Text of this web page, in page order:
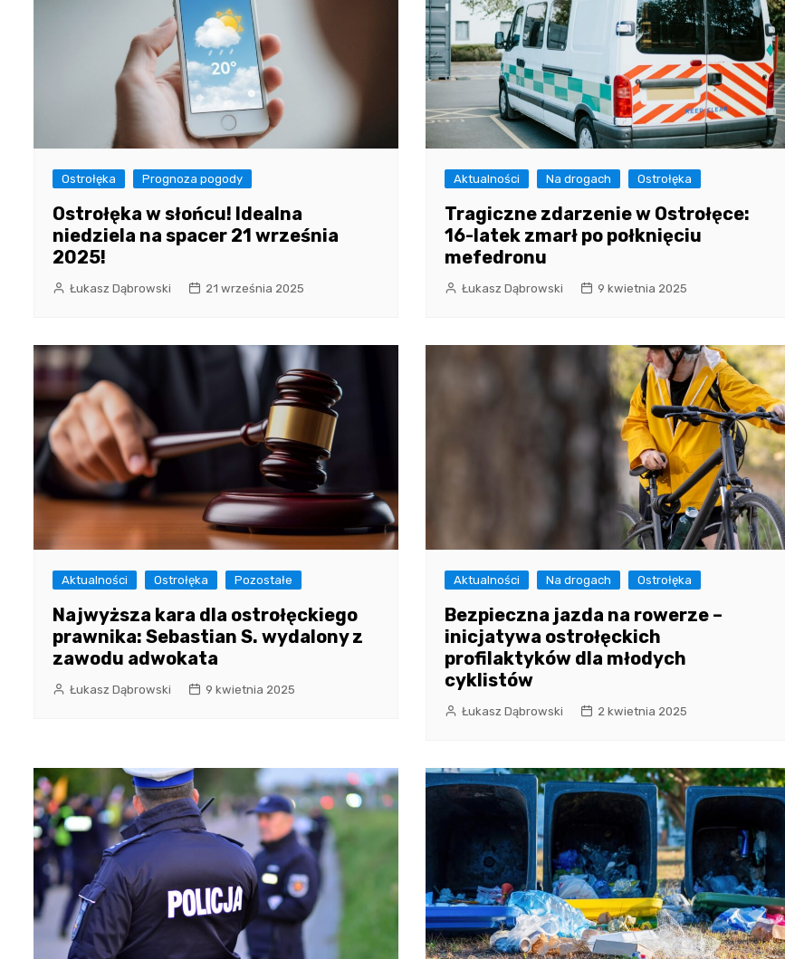
Ostrołęka Prognoza pogody
Ostrołęka w słońcu! Idealna
niedziela na spacer 21 września
2025!
Łukasz Dąbrowski 21 września 2025
Aktualności Na drogach Ostrołęka
Tragiczne zdarzenie w Ostrołęce:
16-latek zmarł po połknięciu
mefedronu
Łukasz Dąbrowski 9 kwietnia 2025
Aktualności Ostrołęka Pozostałe
Najwyższa kara dla ostrołęckiego
prawnika: Sebastian S. wydalony z
zawodu adwokata
Łukasz Dąbrowski 9 kwietnia 2025
Aktualności Na drogach Ostrołęka
Bezpieczna jazda na rowerze –
inicjatywa ostrołęckich
profilaktyków dla młodych
cyklistów
Łukasz Dąbrowski 2 kwietnia 2025